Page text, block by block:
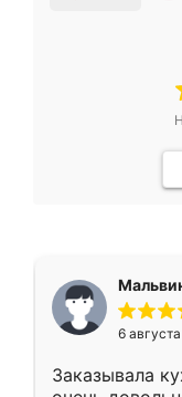
6
Заказывала